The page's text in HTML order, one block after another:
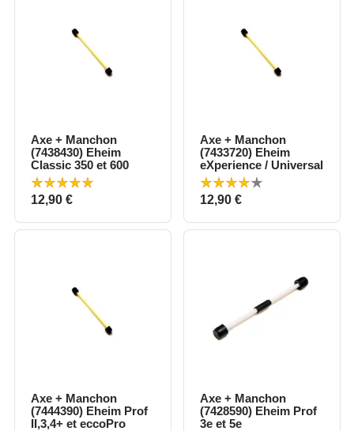
Axe + Manchon
(7438430) Eheim
Classic 350 et 600
Prix
12,90 €
Axe + Manchon
(7433720) Eheim
eXperience / Universal
Prix
12,90 €
Axe + Manchon
(7444390) Eheim Prof
II,3,4+ et eccoPro
Axe + Manchon
(7428590) Eheim Prof
3e et 5e